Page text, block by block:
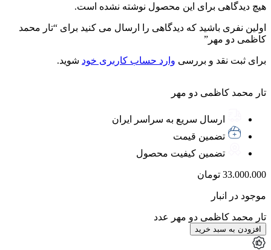
هیچ دیدگاهی برای این محصول نوشته نشده است.
اولین نفری باشید که دیدگاهی را ارسال می کنید برای “تار محمد
کاظمی دو مهر”
برای ثبت نقد و بررسی وارد حساب کاربری خود شوید.
تار محمد کاظمی دو مهر
ارسال سریع به سراسر ایران
تضمین قیمت
تضمین کیفیت محصول
33.000.000 تومان
موجود در انبار
تار محمد کاظمی دو مهر عدد
افزودن به سبد خرید